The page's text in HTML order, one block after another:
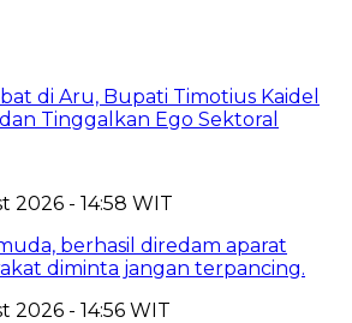
di Aru, Bupati Timotius Kaidel
Tinggalkan Ego Sektoral
2026 - 14:58 WIT
berhasil diredam aparat
diminta jangan terpancing.
2026 - 14:56 WIT